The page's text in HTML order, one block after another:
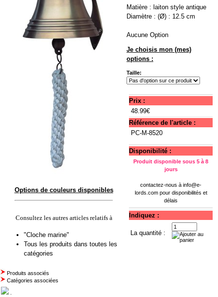
Options de couleurs disponibles
Consultez les autres articles relatifs à
"Cloche marine"
Tous les produits dans toutes les
catégories
Matière : laiton style antique
Diamètre : (Ø) : 12.5 cm
Aucune Option
Je choisis mon (mes)
options :
Taille:
Prix :
48.99€
Référence de l'article :
PC-M-8520
Disponibilité :
Produit disponible sous 5 à 8
jours
contactez-nous à info@e-
lords.compour disponibilités et
délais
Indiquez :
La quantité :
Produits associés
Catégories associées